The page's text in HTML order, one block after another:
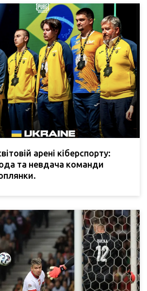
арені кіберспорту:
та невдача команди